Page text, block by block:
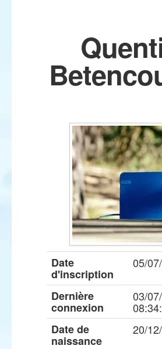
Date
d'inscription
05/
Dernière
connexion
03/
Date de
naissance
20/